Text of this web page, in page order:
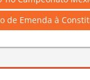
de Emenda à